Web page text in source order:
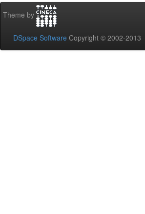
Theme by
DSpace Software Copyright © 2002-2013